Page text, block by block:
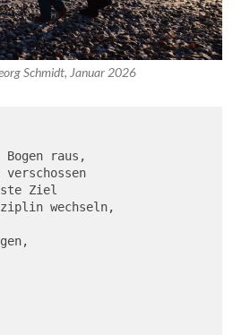
Schmidt, Januar 2026
Bogen raus,
Ziel
wechseln,